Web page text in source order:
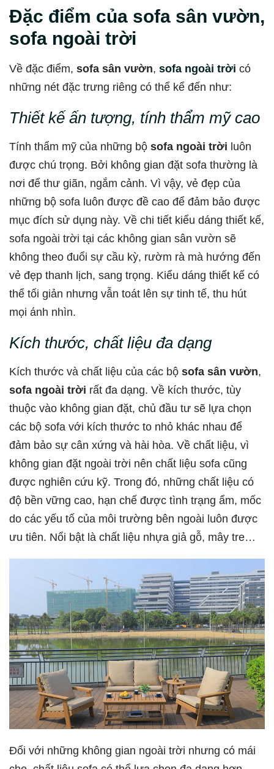
Đặc điểm của sofa sân vườn,
sofa ngoài trời
Về đặc điểm, sofa sân vườn, sofa ngoài trời có
những nét đặc trưng riêng có thể kể đến như:
Thiết kế ấn tượng, tính thẩm mỹ cao
Tính thẩm mỹ của những bộ sofa ngoài trời luôn
được chú trọng. Bởi không gian đặt sofa thường là
nơi để thư giãn, ngắm cảnh. Vì vậy, vẻ đẹp của
những bộ sofa luôn được đề cao để đảm bảo được
mục đích sử dụng này. Về chi tiết kiểu dáng thiết kế,
sofa ngoài trời tại các không gian sân vườn sẽ
không theo đuổi sự cầu kỳ, rườm rà mà hướng đến
vẻ đẹp thanh lịch, sang trọng. Kiểu dáng thiết kế có
thể tối giản nhưng vẫn toát lên sự tinh tế, thu hút
mọi ánh nhìn.
Kích thước, chất liệu đa dạng
Kích thước và chất liệu của các bộ sofa sân vườn,
sofa ngoài trời rất đa dạng. Về kích thước, tùy
thuộc vào không gian đặt, chủ đầu tư sẽ lựa chọn
các bộ sofa với kích thước to nhỏ khác nhau để
đảm bảo sự cân xứng và hài hòa. Về chất liệu, vì
không gian đặt ngoài trời nên chất liệu sofa cũng
được nghiên cứu kỹ. Trong đó, những chất liệu có
độ bền vững cao, hạn chế được tình trạng ẩm, mốc
do các yếu tố của môi trường bên ngoài luôn được
ưu tiên. Nổi bật là chất liệu nhựa giả gỗ, mây tre…
Đối với những không gian ngoài trời nhưng có mái